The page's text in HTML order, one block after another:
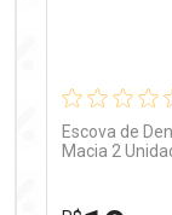
Escova de
Macia 2